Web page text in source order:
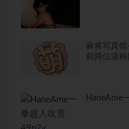
麻将写真馆
前两位堪称
HaneAme